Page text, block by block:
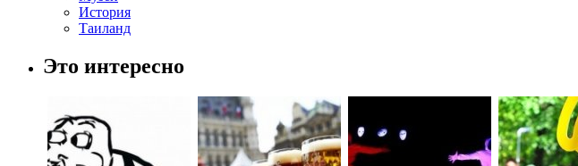
История
Таиланд
Это интересно